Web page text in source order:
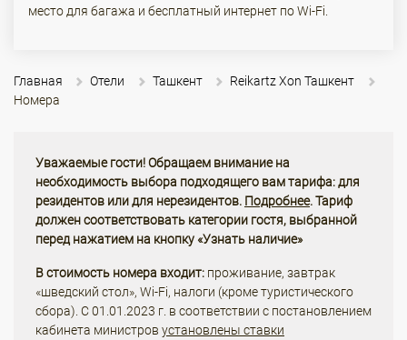
место для багажа и бесплатный интернет по Wi-Fi.
Главная Отели Ташкент
Reikartz Xon Ташкент
Номера
Уважаемые гости! Обращаем внимание на
необходимость выбора подходящего вам тарифа: для
резидентов или для нерезидентов. Подробнее. Тариф
должен соответствовать категории гостя, выбранной
перед нажатием на кнопку «Узнать наличие»
В стоимость номера входит: проживание, завтрак
«шведский стол», Wi-Fi, налоги (кроме туристического
сбора). С 01.01.2023 г. в соответствии с постановлением
кабинета министров установлены ставки